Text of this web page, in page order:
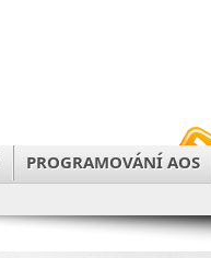
PROGRAMOVÁNÍ AOS